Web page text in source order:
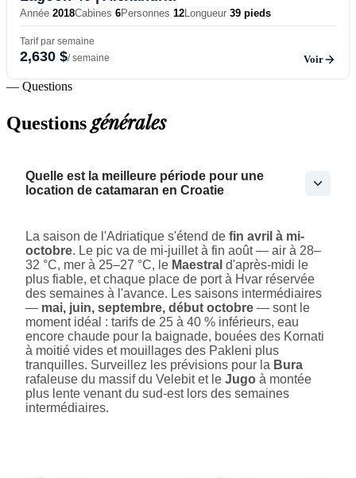
Année 2018Cabines 6Personnes 12Longueur 39 pieds
Tarif par semaine
2,630 $/ semaine Voir
— Questions
Questionsgénérales
Quelle est la meilleure période pour une
location de catamaran en Croatie
La saison de l'Adriatique s'étend de fin avril à mi-
octobre. Le pic va de mi-juillet à fin août — air à 28–
32 °C, mer à 25–27 °C, le Maestral d'après-midi le
plus fiable, et chaque place de port à Hvar réservée
des semaines à l'avance. Les saisons intermédiaires
— mai, juin, septembre, début octobre — sont le
moment idéal : tarifs de 25 à 40 % inférieurs, eau
encore chaude pour la baignade, bouées des Kornati
à moitié vides et mouillages des Pakleni plus
tranquilles. Surveillez les prévisions pour la Bura
rafaleuse du massif du Velebit et le Jugo à montée
plus lente venant du sud-est lors des semaines
intermédiaires.